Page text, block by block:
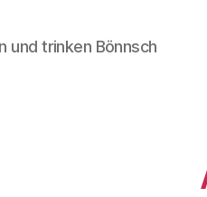
und trinken Bönnsch